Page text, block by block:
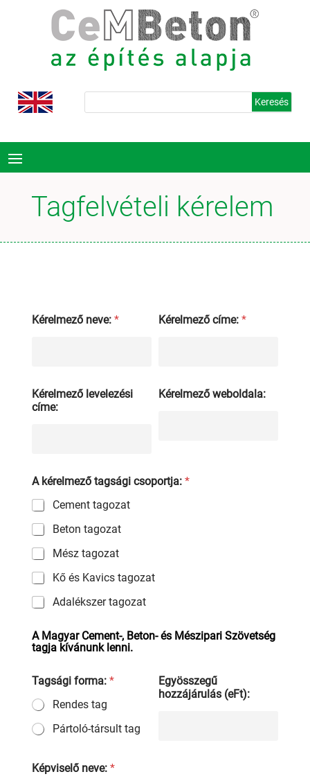
Tagfelvételi kérelem
Kérelmező neve: * Kérelmező címe: *
Kérelmező levelezési
címe:
Kérelmező weboldala:
A kérelmező tagsági csoportja: *
Cement tagozat
Beton tagozat
Mész tagozat
Kő és Kavics tagozat
Adalékszer tagozat
A Magyar Cement-, Beton- és Mészipari Szövetség
tagja kívánunk lenni.
Tagsági forma: *
Rendes tag
Pártoló-társult tag
Egyösszegű
hozzájárulás (eFt):
Képviselő neve: *